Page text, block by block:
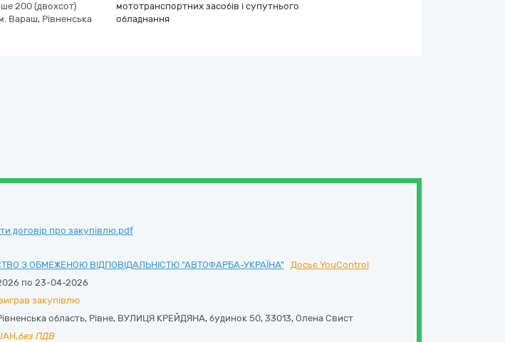
200 (двохсот)
Вараш, Рівненська
мототранспортних засобів і супутнього
обладнання
договір про закупівлю.pdf
З ОБМЕЖЕНОЮ ВІДПОВІДАЛЬНІСТЮ "АВТОФАРБА-УКРАЇНА"
Досьє YouControl
по 23-04-2026
закупівлю
область, Рівне, ВУЛИЦЯ КРЕЙДЯНА, будинок 50, 33013, Олена Свист
без ПДВ